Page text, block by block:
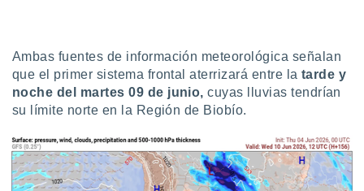
el sitio
para
ni para
Ambas fuentes de información meteorológica señalan
que el primer sistema frontal aterrizará entre latarde y
noche del martes 09 de junio, cuyas lluvias tendrían
su límite norte en la Región de Biobío.